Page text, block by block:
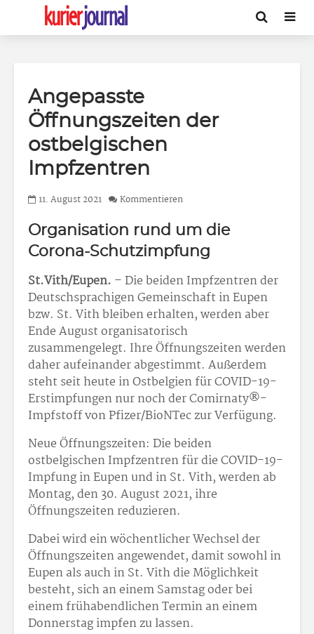
Angepasste
Öffnungszeiten der
ostbelgischen
Impfzentren
11. August 2021 Kommentieren
Organisation rund um die
Corona-Schutzimpfung
St.Vith/Eupen. – Die beiden Impfzentren der
Deutschsprachigen Gemeinschaft in Eupen
bzw. St. Vith bleiben erhalten, werden aber
Ende August organisatorisch
zusammengelegt. Ihre Öffnungszeiten werden
daher aufeinander abgestimmt. Außerdem
steht seit heute in Ostbelgien für COVID-19-
Erstimpfungen nur noch der Comirnaty®-
Impfstoff von Pfizer/BioNTec zur Verfügung.
Neue Öffnungszeiten: Die beiden
ostbelgischen Impfzentren für die COVID-19-
Impfung in Eupen und in St. Vith, werden ab
Montag, den 30. August 2021, ihre
Öffnungszeiten reduzieren.
Dabei wird ein wöchentlicher Wechsel der
Öffnungszeiten angewendet, damit sowohl in
Eupen als auch in St. Vith die Möglichkeit
besteht, sich an einem Samstag oder bei
einem frühabendlichen Termin an einem
Donnerstag impfen zu lassen.